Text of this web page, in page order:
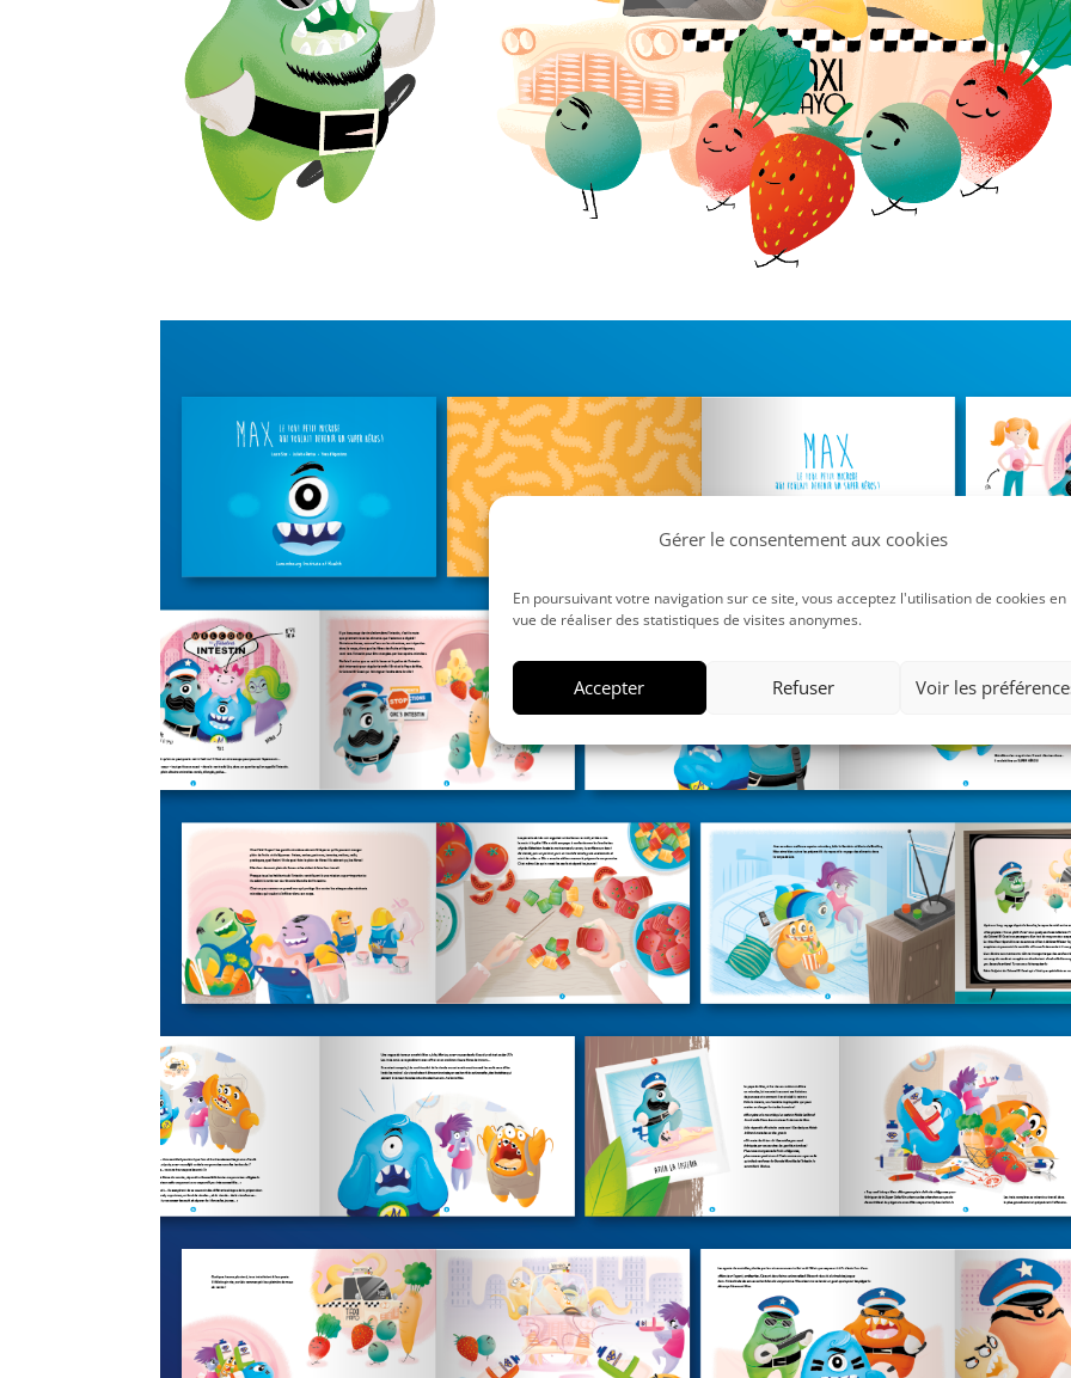
Gérer le consentement aux cookies
En poursuivant votre navigation sur ce site, vous acceptez l'utilisation de cookies en
vue de réaliser des statistiques de visites anonymes.
Accepter Refuser Voir les